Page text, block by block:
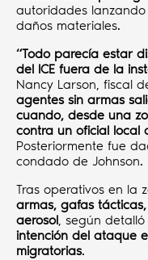
autoridades
daños materiales.
“Todo parecía estar
del ICE fuera de la
Nancy Larson, fiscal
agentes sin armas
cuando, desde una
contra un oficial local
Posteriormente fue
condado de Johnson.
Tras operativos en la
armas, gafas
aerosol, según
intención del ataque
migratorias.